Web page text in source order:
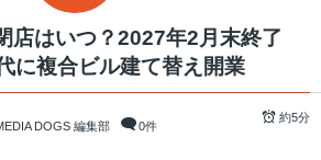
店はいつ？2027年2月末終了
に複合ビル建て替え開業
DOGS 編集部 0件
約5分